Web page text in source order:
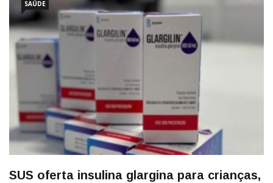
SAÚDE
SUS oferta insulina glargina para crianças,